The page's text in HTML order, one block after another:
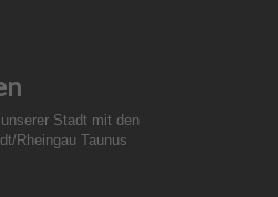
Stadt mit den
Rheingau Taunus